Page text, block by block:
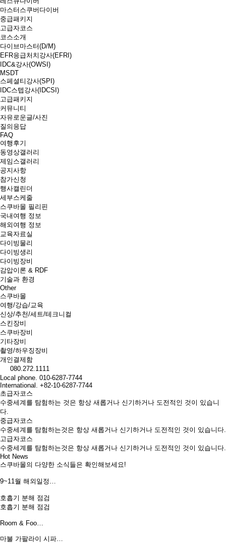
마스터스쿠버다이버
중급패키지
고급자코스
코스소개
다이브마스터(D/M)
EFR응급처치강사(EFRI)
IDC&강사(OWSI)
MSDT
스페셜티강사(SPI)
IDC스텝강사(IDCSI)
고급패키지
커뮤니티
자유로운글/사진
질의응답
FAQ
여행후기
동영상갤러리
제임스갤러리
공지사항
참가신청
행사캘린더
세부스케줄
스쿠바몰 필리핀
국내여행 정보
해외여행 정보
교육자료실
다이빙물리
다이빙생리
다이빙장비
감압이론 & RDF
기술과 환경
Other
스쿠바몰
여행/강습/교육
신상/추천/세트/테크니컬
스킨장비
스쿠바장비
기타장비
촬영/하우징장비
개인결제함
080.272.1111
Local phone. 010-6287-7744
International. +82-10-6287-7744
초급자코스
수중세계를 탐험하는 것은 항상 새롭거나 신기하거나 도전적인 것이 있습니
다.
중급자코스
수중세계를 탐험하는것은 항상 새롭거나 신기하거나 도전적인 것이 있습니다.
고급자코스
수중세계를 탐험하는것은 항상 새롭거나 신기하거나 도전적인 것이 있습니다.
Hot News
스쿠바몰의 다양한 소식들은 확인해보세요!
9~11월 해외일정…
호흡기 분해 점검
호흡기 분해 점검
Room & Foo…
마불 가팔라이 시파…